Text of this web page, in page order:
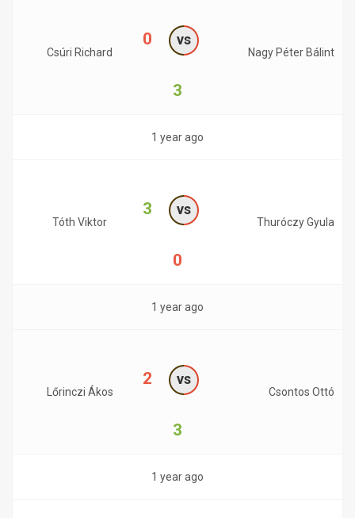
Csúri Richard
0 vs
3
Nagy Péter Bálint
1 year ago
Tóth Viktor
3 vs
0
Thuróczy Gyula
1 year ago
Lőrinczi Ákos
2 vs
3
Csontos Ottó
1 year ago